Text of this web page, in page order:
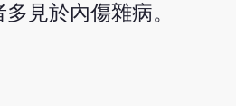
見於內傷雜病。